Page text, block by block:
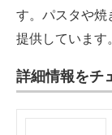
す。パスタや焼
提供しています
詳細情報をチ